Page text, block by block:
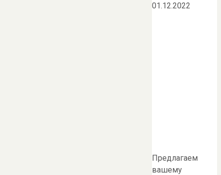
01.12.2022
Предлагаем
вашему